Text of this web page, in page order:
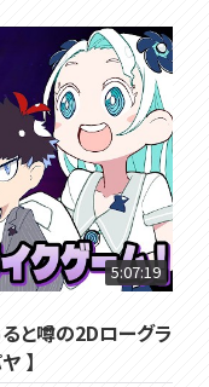
5:07:19
と噂の2Dローグラ
】